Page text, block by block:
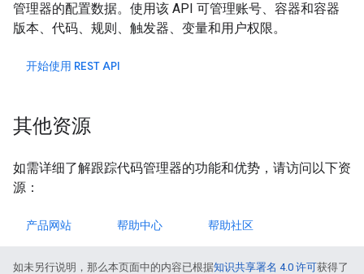
管理器的配置数据。使用该 API 可管理账号、容器和容器
版本、代码、规则、触发器、变量和用户权限。
开始使用 REST API
其他资源
如需详细了解跟踪代码管理器的功能和优势，请访问以下资
源：
产品网站 帮助中心 帮助社区
如未另行说明，那么本页面中的内容已根据知识共享署名 4.0 许可获得了